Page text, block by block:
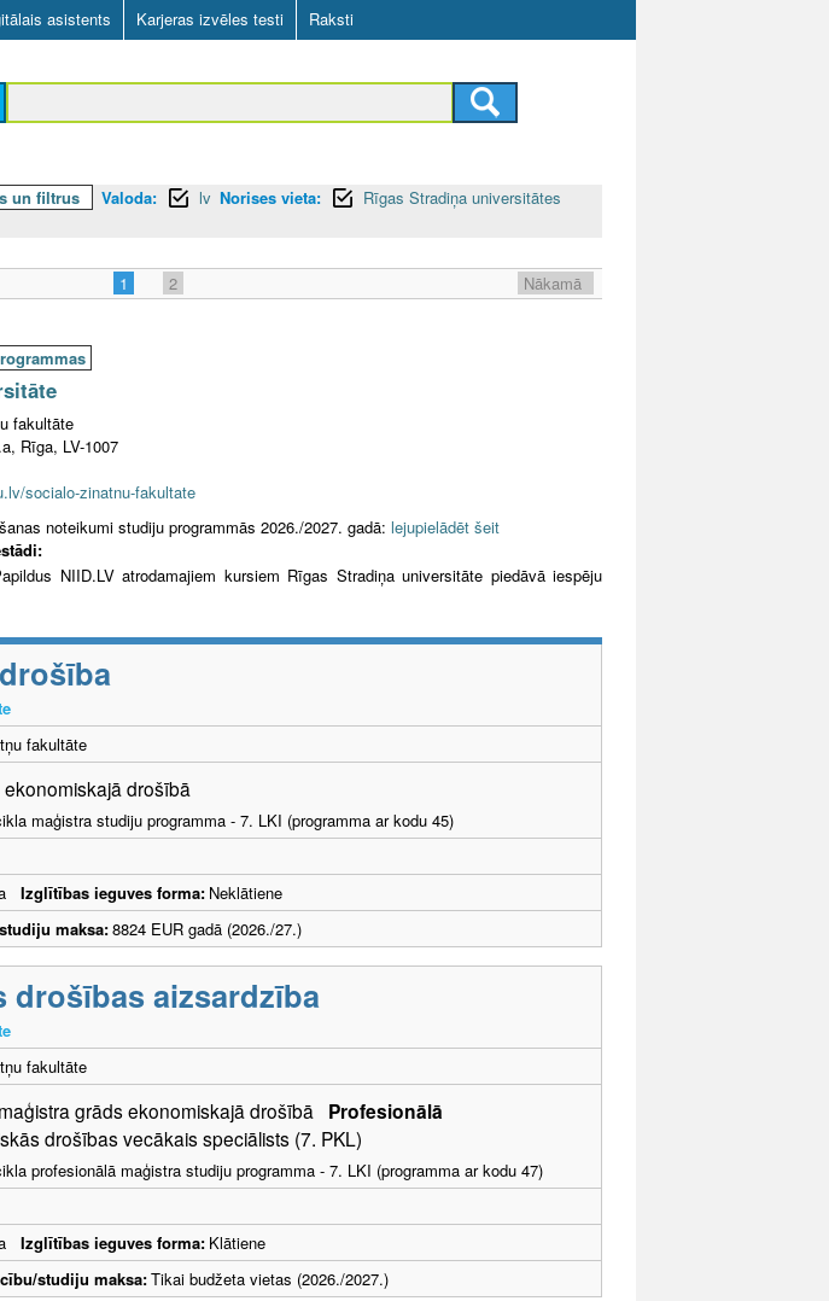
asistents Karjeras izvēles testi Raksti
un filtrus Valoda: lv Norises vieta:
Rīgas Stradiņa universitātes
1 2
Nākamā
fakultāte
Rīga, LV-1007
socialo-zinatnu-fakultate
noteikumi studiju programmās 2026./2027. gadā: lejupielādēt šeit
NIID.LV atrodamajiem kursiem Rīgas Stradiņa universitāte piedāvā iespēju
fakultāte
drošībā
maģistra studiju programma - 7. LKI (programma ar kodu 45)
Izglītības ieguves forma: Neklātiene
maksa:8824 EUR gadā (2026./27.)
drošības aizsardzība
fakultāte
grāds ekonomiskajā drošībā Profesionālā
drošības vecākais speciālists (7. PKL)
profesionālā maģistra studiju programma - 7. LKI (programma ar kodu 47)
Izglītības ieguves forma: Klātiene
studiju maksa:Tikai budžeta vietas (2026./2027.)